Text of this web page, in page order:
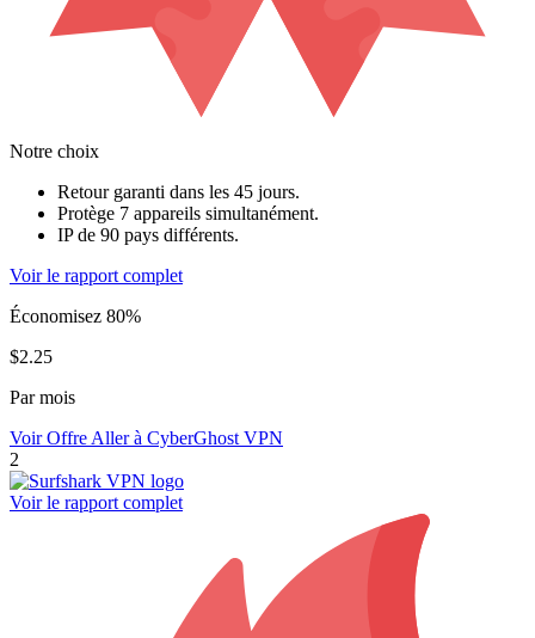
Notre choix
Retour garanti dans les 45 jours.
Protège 7 appareils simultanément.
IP de 90 pays différents.
Voir le rapport complet
Économisez 80%
$2.25
Par mois
Voir Offre Aller à CyberGhost VPN
2
Voir le rapport complet